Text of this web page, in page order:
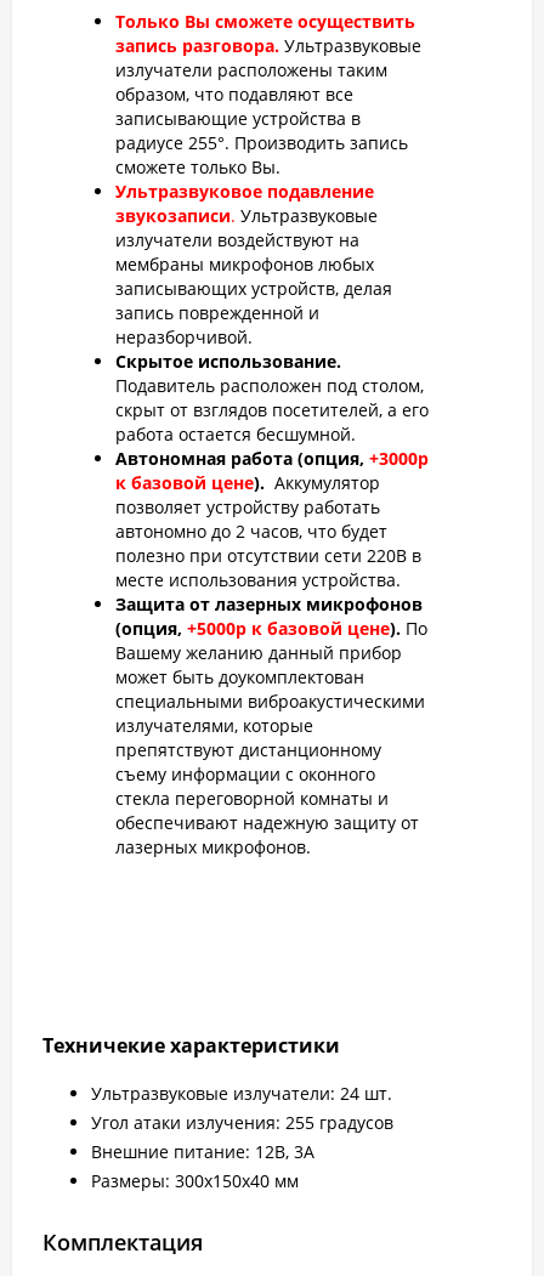
Только Вы сможете осуществить
запись разговора. Ультразвуковые
излучатели расположены таким
образом, что подавляют все
записывающие устройства в
радиусе 255°. Производить запись
сможете только Вы.
Ультразвуковое подавление
звукозаписи. Ультразвуковые
излучатели воздействуют на
мембраны микрофонов любых
записывающих устройств, делая
запись поврежденной и
неразборчивой.
Скрытое использование.
Подавитель расположен под столом,
скрыт от взглядов посетителей, а его
работа остается бесшумной.
Автономная работа (опция, +3000р
к базовой цене). Аккумулятор
позволяет устройству работать
автономно до 2 часов, что будет
полезно при отсутствии сети 220В в
месте использования устройства.
Защита от лазерных микрофонов
(опция, +5000р к базовой цене). По
Вашему желанию данный прибор
может быть доукомплектован
специальными виброакустическими
излучателями, которые
препятствуют дистанционному
съему информации с оконного
стекла переговорной комнаты и
обеспечивают надежную защиту от
лазерных микрофонов.
Техничекие характеристики
Ультразвуковые излучатели: 24 шт.
Угол атаки излучения: 255 градусов
Внешние питание: 12В, 3А
Размеры: 300х150х40 мм
Комплектация